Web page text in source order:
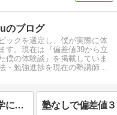
のブログ
ックを選定し、僕が実際に体
す。現在は『偏差値39から立
僕の体験談』を掲載していま
・勉強進捗を現在の塾講師の
塾なしで偏差値３９から立命館大学に一年で合格した僕の体験談について【番外編】